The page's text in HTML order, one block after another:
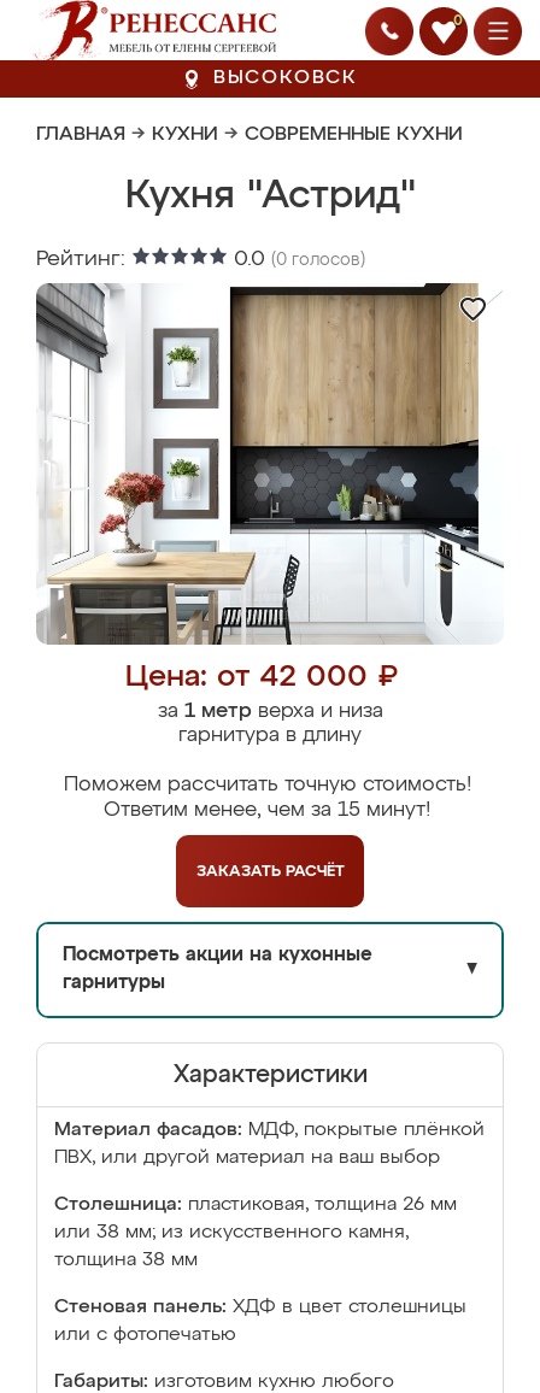
0
ВЫСОКОВСК
ГЛАВНАЯ → КУХНИ → СОВРЕМЕННЫЕ КУХНИ
Кухня "Астрид"
Рейтинг: 0.0 (0 голосов)
Цена: от 42 000 ₽
за 1 метрверха и низа
гарнитура в длину
Поможем рассчитать точную стоимость!
Ответим менее, чем за 15 минут!
ЗАКАЗАТЬ РАСЧЁТ
Посмотреть акции на кухонные
гарнитуры
▼
Характеристики
Материал фасадов: МДФ, покрытые плёнкой
ПВХ, или другой материал на ваш выбор
Столешница: пластиковая, толщина 26 мм
или 38 мм; из искусственного камня,
толщина 38 мм
Стеновая панель: ХДФ в цвет столешницы
или с фотопечатью
Габариты: изготовим кухню любого